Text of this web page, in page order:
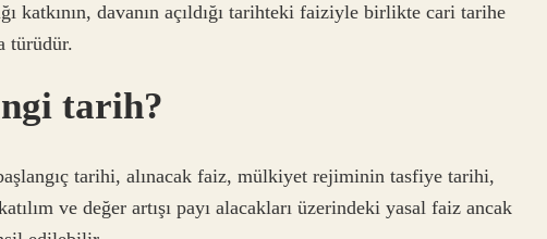
katkının, davanın açıldığı tarihteki faiziyle birlikte cari tarihe
türüdür.
tarih?
başlangıç ​​tarihi, alınacak faiz, mülkiyet rejiminin tasfiye tarihi,
ve değer artışı payı alacakları üzerindeki yasal faiz ancak